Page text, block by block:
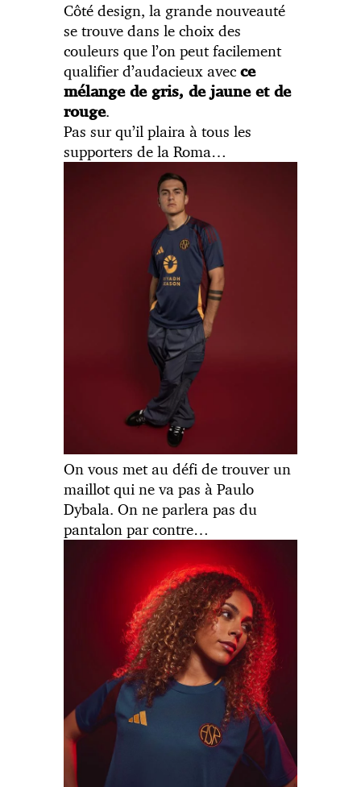
Côté design, la grande nouveauté
se trouve dans le choix des
couleurs que l’on peut facilement
qualifier d’audacieux avec ce
mélange de gris, de jaune et de
rouge.
Pas sur qu’il plaira à tous les
supporters de la Roma…
On vous met au défi de trouver un
maillot qui ne va pas à Paulo
Dybala. On ne parlera pas du
pantalon par contre…